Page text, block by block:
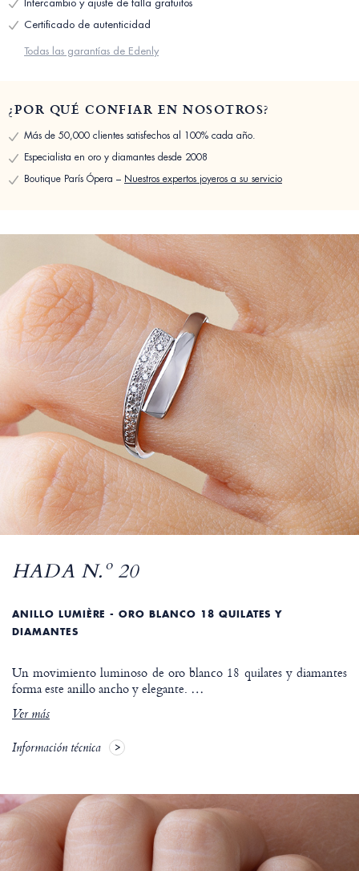
Intercambio y ajuste de talla gratuitos
Certificado de autenticidad
Todas las garantías de Edenly
¿POR QUÉ CONFIAR EN NOSOTROS?
Más de 50,000 clientes satisfechos al 100% cada año.
Especialista en oro y diamantes desde 2008
Boutique París Ópera – Nuestros expertos joyeros a su servicio
HADA N.º 20
ANILLO LUMIÈRE - ORO BLANCO 18 QUILATES Y
DIAMANTES
Un movimiento luminoso de oro blanco 18 quilates y diamantes
forma este anillo ancho y elegante. …
Ver más
Información técnica